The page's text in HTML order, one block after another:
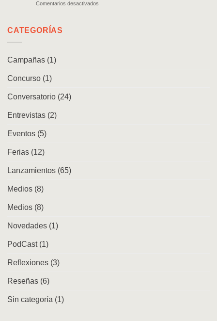
Comentarios desactivados
CATEGORÍAS
Campañas (1)
Concurso (1)
Conversatorio (24)
Entrevistas (2)
Eventos (5)
Ferias (12)
Lanzamientos (65)
Medios (8)
Medios (8)
Novedades (1)
PodCast(1)
Reflexiones (3)
Reseñas (6)
Sin categoría (1)